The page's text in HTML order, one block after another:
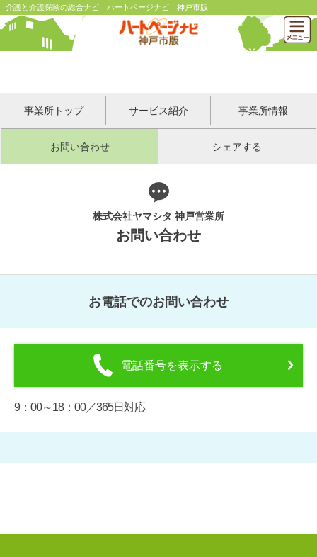
介護と介護保険の総合ナビ ハートページナビ 神戸市版
事業所トップ サービス紹介 事業所情報
お問い合わせ シェアする
株式会社ヤマシタ 神戸営業所
お問い合わせ
お電話でのお問い合わせ
電話番号を表示する
9：00～18：00／365日対応